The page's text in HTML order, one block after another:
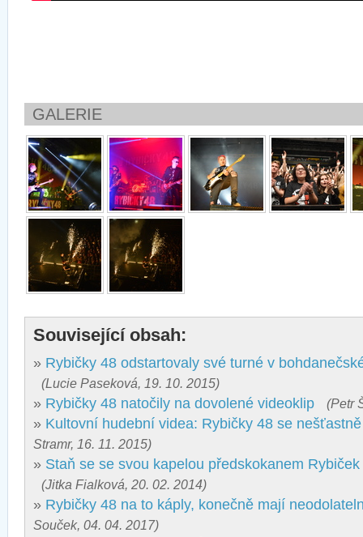
GALERIE
Související obsah:
» Rybičky 48 odstartovaly své turné v
(Lucie Paseková, 19. 10. 2015)
» Rybičky 48 natočily na dovolené videoklip (Petr
» Kultovní hudební videa: Rybičky 48 se
Stramr, 16. 11. 2015)
» Staň se se svou kapelou předskokanem
(Jitka Fialková, 20. 02. 2014)
» Rybičky 48 na to káply, konečně mají
Souček, 04. 04. 2017)